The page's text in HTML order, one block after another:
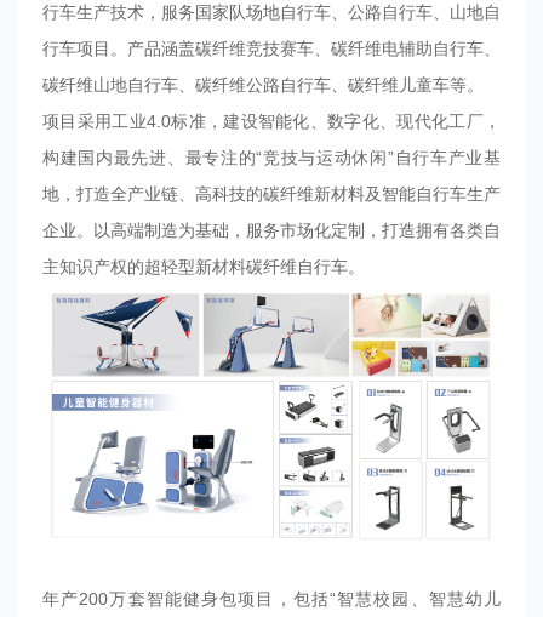
行车生产技术，服务国家队场地自行车、公路自行车、山地自
行车项目。产品涵盖碳纤维竞技赛车、碳纤维电辅助自行车、
碳纤维山地自行车、碳纤维公路自行车、碳纤维儿童车等。
项目采用工业4.0标准，建设智能化、数字化、现代化工厂，
构建国内最先进、最专注的“竞技与运动休闲”自行车产业基
地，打造全产业链、高科技的碳纤维新材料及智能自行车生产
企业。以高端制造为基础，服务市场化定制，打造拥有各类自
主知识产权的超轻型新材料碳纤维自行车。
年产200万套智能健身包项目，包括“智慧校园、智慧幼儿